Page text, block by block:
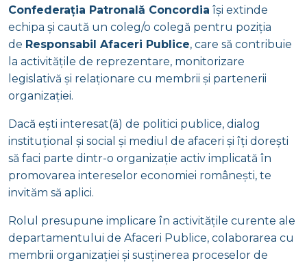
Confederația Patronală Concordia își extinde
echipa și caută un coleg/o colegă pentru poziția
de Responsabil Afaceri Publice, care să contribuie
la activitățile de reprezentare, monitorizare
legislativă și relaționare cu membrii și partenerii
organizației.
Dacă ești interesat(ă) de politici publice, dialog
instituțional și social și mediul de afaceri și îți dorești
să faci parte dintr-o organizație activ implicată în
promovarea intereselor economiei românești, te
invităm să aplici.
Rolul presupune implicare în activitățile curente ale
departamentului de Afaceri Publice, colaborarea cu
membrii organizației și susținerea proceselor de